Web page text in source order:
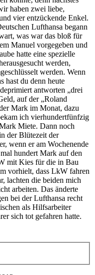
haben zwei liebe,
vier entzückende Enkel.
Lufthansa begann
was war das bloß für
Manuel vorgegeben und
hatte eine spezielle
werden,
werden. Wenn
hast du denn heute
antworten
drei
auf der Roland
Mark im Monat, dazu
ich vierhundertfünfzig
Miete. Dann noch
der Blütezeit der
wenn er am Wochenende
hundert Mark auf den
mit Kies für die in Bau
vorhielt, dass LkW fahren
lachten die beiden mich
arbeiten. Das änderte
bei der Lufthansa recht
als Hilfsarbeiter
sich tot gefahren hatte.